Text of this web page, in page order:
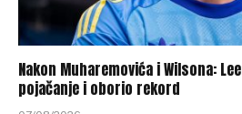
Nakon Muharemovića i Wilsona:
pojačanje i oborio rekord